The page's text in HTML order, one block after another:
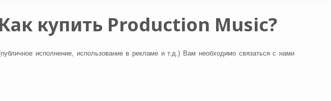
купить Production Music?
исполнение, использование в рекламе и т.д.) Вам необходимо связаться с нами